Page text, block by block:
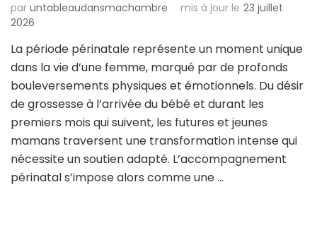
par untableaudansmachambre mis à jour le 23 juillet
2026
La période périnatale représente un moment unique
dans la vie d’une femme, marqué par de profonds
bouleversements physiques et émotionnels. Du désir
de grossesse à l’arrivée du bébé et durant les
premiers mois qui suivent, les futures et jeunes
mamans traversent une transformation intense qui
nécessite un soutien adapté. L’accompagnement
périnatal s’impose alors comme une …